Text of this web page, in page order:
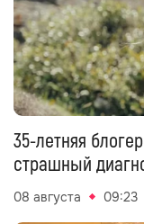
35-летняя
страшный
08 августа 09:23